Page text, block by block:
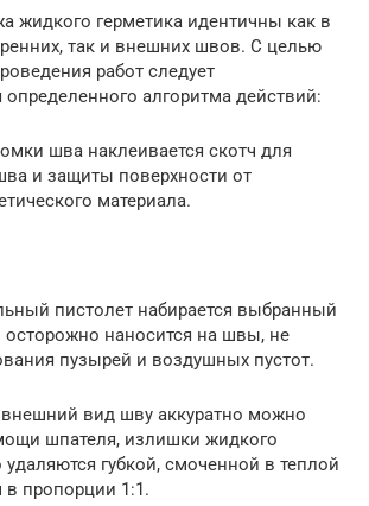
жидкого герметика идентичны как в
так и внешних швов. С целью
работ следует
определенного алгоритма действий:
шва наклеивается скотч для
и защиты поверхности от
материала.
пистолет набирается выбранный
осторожно наносится на швы, не
пузырей и воздушных пустот.
вид шву аккуратно можно
шпателя, излишки жидкого
удаляются губкой, смоченной в теплой
в пропорции 1:1.